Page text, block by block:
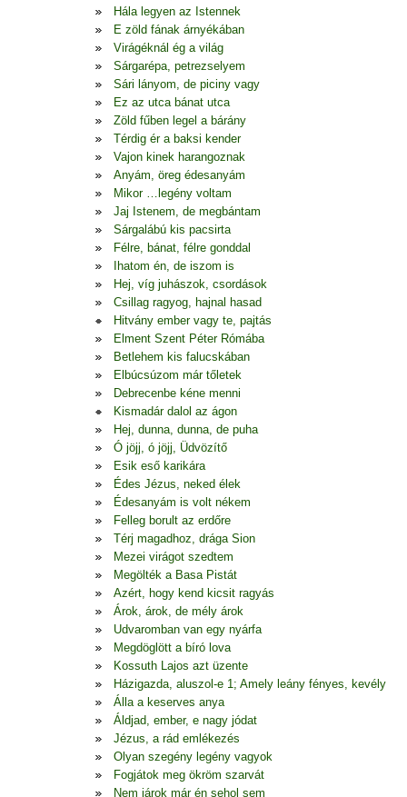
Hála legyen az Istennek
E zöld fának árnyékában
Virágéknál ég a világ
Sárgarépa, petrezselyem
Sári lányom, de piciny vagy
Ez az utca bánat utca
Zöld fűben legel a bárány
Térdig ér a baksi kender
Vajon kinek harangoznak
Anyám, öreg édesanyám
Mikor …legény voltam
Jaj Istenem, de megbántam
Sárgalábú kis pacsirta
Félre, bánat, félre gonddal
Ihatom én, de iszom is
Hej, víg juhászok, csordások
Csillag ragyog, hajnal hasad
Hitvány ember vagy te, pajtás
Elment Szent Péter Rómába
Betlehem kis falucskában
Elbúcsúzom már tőletek
Debrecenbe kéne menni
Kismadár dalol az ágon
Hej, dunna, dunna, de puha
Ó jöjj, ó jöjj, Üdvözítő
Esik eső karikára
Édes Jézus, neked élek
Édesanyám is volt nékem
Felleg borult az erdőre
Térj magadhoz, drága Sion
Mezei virágot szedtem
Megölték a Basa Pistát
Azért, hogy kend kicsit ragyás
Árok, árok, de mély árok
Udvaromban van egy nyárfa
Megdöglött a bíró lova
Kossuth Lajos azt üzente
Házigazda, aluszol-e 1; Amely leány fényes, kevély
Álla a keserves anya
Áldjad, ember, e nagy jódat
Jézus, a rád emlékezés
Olyan szegény legény vagyok
Fogjátok meg ökröm szarvát
Nem járok már én sehol sem